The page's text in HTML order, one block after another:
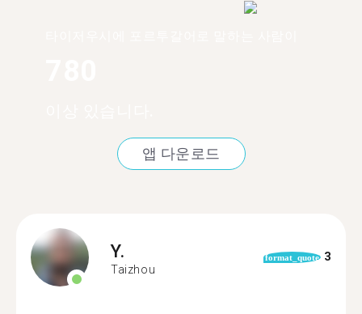
앱 다운로드
Y.
Taizhou
format_quote 3